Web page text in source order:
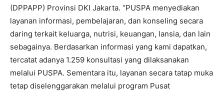
(DPPAPP) Provinsi DKI Jakarta. “PUSPA menyediakan
layanan informasi, pembelajaran, dan konseling secara
daring terkait keluarga, nutrisi, keuangan, lansia, dan lain
sebagainya. Berdasarkan informasi yang kami dapatkan,
tercatat adanya 1.259 konsultasi yang dilaksanakan
melalui PUSPA. Sementara itu, layanan secara tatap muka
tetap diselenggarakan melalui program Pusat